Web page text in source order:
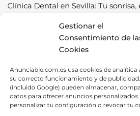
Gestionar el
Consentimiento de
Cookies
Anunciable.com.es usa cookies de analítica
su correcto funcionamiento y de
(incluido Google) pueden almacenar,
datos para ofrecer anuncios
personalizar tu configuración o revocar tu
Clínica Dental en Sevilla: Tu
Cómo pasar la ITV a la primera:
consejos prácticos
Los cereales sostenibles
Fábrica de Canapés en Barcelona:
tu Descanso
Las ventajas de contratar una